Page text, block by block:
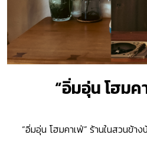
“อิ่มอุ่น โฮม
“อิ่มอุ่น โฮมคาเฟ่” ร้านในสวนข้า